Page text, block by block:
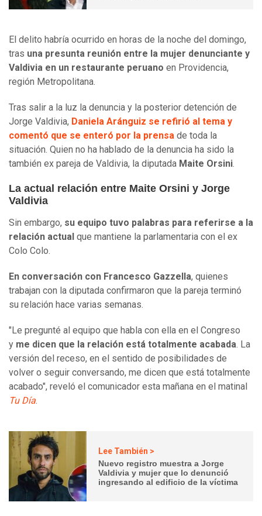
El delito habría ocurrido en horas de la noche del domingo,
tras una presunta reunión entre la mujer denunciante y
Valdivia en un restaurante peruano en Providencia,
región Metropolitana.
Tras salir a la luz la denuncia y la posterior detención de
Jorge Valdivia, Daniela Aránguiz se refirió al tema y
comentó que se enteró por la prensa de toda la
situación. Quien no ha hablado de la denuncia ha sido la
también ex pareja de Valdivia, la diputada Maite Orsini.
La actual relación entre Maite Orsini y Jorge
Valdivia
Sin embargo, su equipo tuvo palabras para referirse a la
relación actual que mantiene la parlamentaria con el ex
Colo Colo.
En conversación con Francesco Gazzella, quienes
trabajan con la diputada confirmaron que la pareja terminó
su relación hace varias semanas.
"Le pregunté al equipo que habla con ella en el Congreso
y me dicen que la relación está totalmente acabada. La
versión del receso, en el sentido de posibilidades de
volver o seguir conversando, me dicen que está totalmente
acabado", reveló el comunicador esta mañana en el matinal
Tu Día.
Lee También >
Nuevo registro muestra a Jorge
Valdivia y mujer que lo denunció
ingresando al edificio de la víctima